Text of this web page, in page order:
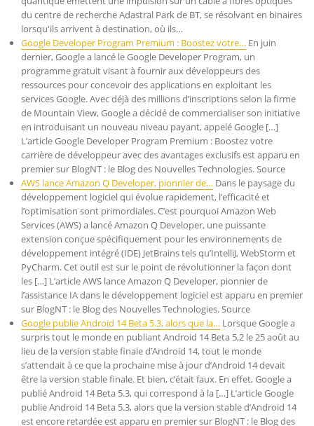
du centre de recherche Adastral Park de BT, se résolvant en binaires
lorsqu'ils arrivent à destination, où ils…
Google Developer Program Premium : Boostez votre… En juin
dernier, Google a lancé le Google Developer Program, un
programme gratuit visant à fournir aux développeurs des
ressources pour concevoir des applications en exploitant les
services Google. Avec déjà des millions d’inscriptions selon la firme
de Mountain View, Google a décidé de commercialiser son initiative
en introduisant un nouveau niveau payant, appelé Google […]
L’article Google Developer Program Premium : Boostez votre
carrière de développeur avec des avantages exclusifs est apparu en
premier sur BlogNT : le Blog des Nouvelles Technologies. Source
AWS lance Amazon Q Developer, pionnier de… Dans le paysage du
développement logiciel qui évolue rapidement, l’efficacité et
l’optimisation sont primordiales. C’est pourquoi Amazon Web
Services (AWS) a lancé Amazon Q Developer, une puissante
extension conçue spécifiquement pour les environnements de
développement intégré (IDE) JetBrains tels qu’IntelliJ, WebStorm et
PyCharm. Cet outil est sur le point de révolutionner la façon dont
les […] L’article AWS lance Amazon Q Developer, pionnier de
l’assistance IA dans le développement logiciel est apparu en premier
sur BlogNT : le Blog des Nouvelles Technologies. Source
Google publie Android 14 Beta 5.3, alors que la… Lorsque Google a
surpris tout le monde en publiant Android 14 Beta 5,2 le 25 août au
lieu de la version stable finale d’Android 14, tout le monde
s’attendait à ce que la prochaine mise à jour d’Android 14 devait
être la version stable finale. Et bien, c’était faux. En effet, Google a
publié Android 14 Beta 5.3, qui correspond à la […] L’article Google
publie Android 14 Beta 5.3, alors que la version stable d’Android 14
est encore retardée est apparu en premier sur BlogNT : le Blog des